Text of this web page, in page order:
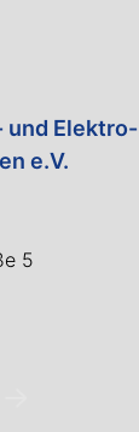
und Elektro-
e.V.
5